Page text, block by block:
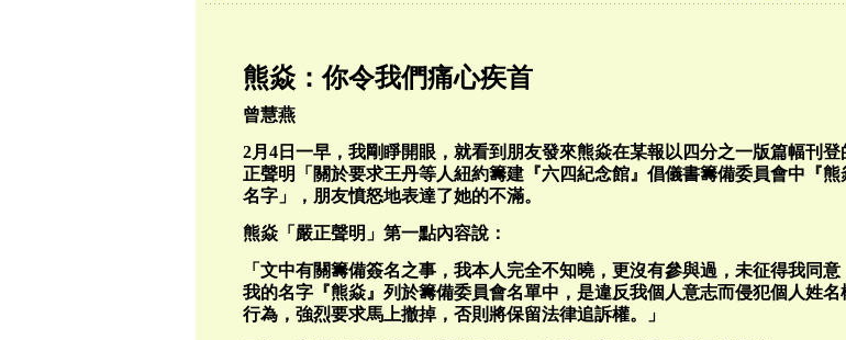
熊焱：你令我們痛心疾首
曾慧燕
2月4日一早，我剛睜開眼，就看到朋友發來熊焱在某報以四分之一版篇幅刊登
正聲明「關於要求王丹等人紐約籌建『六四紀念館』倡儀書籌備委員會中『熊
名字」，朋友憤怒地表達了她的不滿。
熊焱「嚴正聲明」第一點內容說：
「文中有關籌備簽名之事，我本人完全不知曉，更沒有參與過，未征得我同意
我的名字『熊焱』列於籌備委員會名單中，是違反我個人意志而侵犯個人姓名
行為，強烈要求馬上撤掉，否則將保留法律追訴權。」